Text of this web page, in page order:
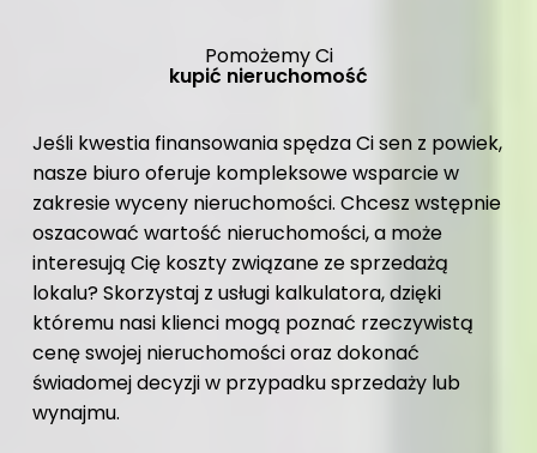
Pomożemy Ci
kupić nieruchomość
Jeśli kwestia finansowania spędza Ci sen z powiek,
nasze biuro oferuje kompleksowe wsparcie w
zakresie wyceny nieruchomości. Chcesz wstępnie
oszacować wartość nieruchomości, a może
interesują Cię koszty związane ze sprzedażą
lokalu? Skorzystaj z usługi kalkulatora, dzięki
któremu nasi klienci mogą poznać rzeczywistą
cenę swojej nieruchomości oraz dokonać
świadomej decyzji w przypadku sprzedaży lub
wynajmu.